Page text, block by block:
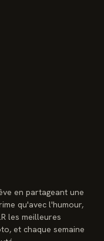
en partageant une
qu'avec l'humour,
les meilleures
et chaque semaine